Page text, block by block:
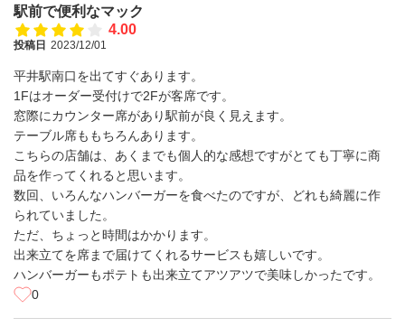
駅前で便利なマック
4.00
投稿日 2023/12/01
平井駅南口を出てすぐあります。
1Fはオーダー受付けで2Fが客席です。
窓際にカウンター席があり駅前が良く見えます。
テーブル席ももちろんあります。
こちらの店舗は、あくまでも個人的な感想ですがとても丁寧に商
品を作ってくれると思います。
数回、いろんなハンバーガーを食べたのですが、どれも綺麗に作
られていました。
ただ、ちょっと時間はかかります。
出来立てを席まで届けてくれるサービスも嬉しいです。
ハンバーガーもポテトも出来立てアツアツで美味しかったです。
0